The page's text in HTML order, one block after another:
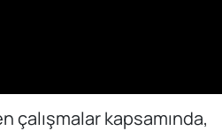
kapsamında,